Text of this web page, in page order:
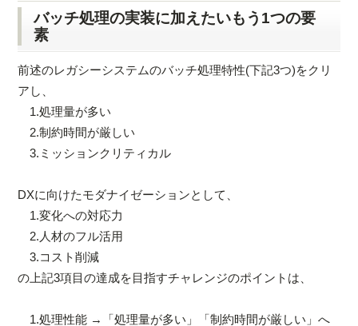
バッチ処理の実装に加えたいもう1つの要
素
前述のレガシーシステムのバッチ処理特性(下記3つ)をクリ
アし、
1.処理量が多い
2.制約時間が厳しい
3.ミッションクリティカル
DXに向けたモダナイゼーションとして、
1.変化への対応力
2.人材のフル活用
3.コスト削減
の上記3項目の達成を目指すチャレンジのポイントは、
1.処理性能 →「処理量が多い」「制約時間が厳しい」へ